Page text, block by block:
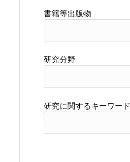
書籍等出版物
研究分野
研究に関するキーワード